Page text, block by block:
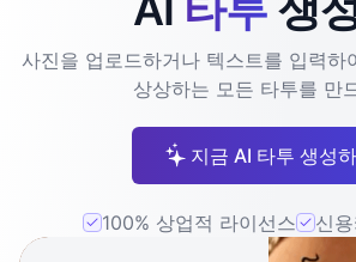
사진을 업로드하거나 텍스트를 입력하
상상하는 모든 타투를 만
지금 AI 타투 생성
100% 상업적 라이선스 신